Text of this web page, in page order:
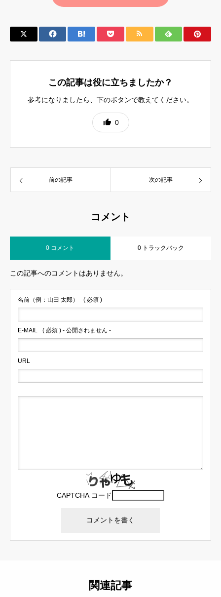
この記事は役に立ちましたか？
参考になりましたら、下のボタンで教えてください。
0
前の記事 次の記事
コメント
0 コメント 0 トラックバック
この記事へのコメントはありません。
名前（例：山田 太郎） ( 必須 )
E-MAIL ( 必須 ) - 公開されません -
URL
CAPTCHA コード
関連記事